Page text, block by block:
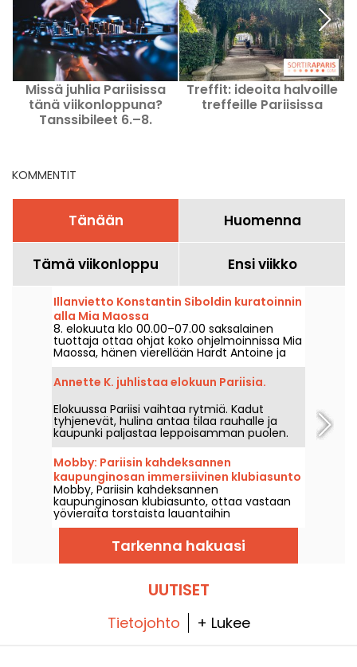
Missä juhlia Pariisissa
tänä viikonloppuna?
Tanssibileet 6.–8.
Treffit: ideoita halvoille
treffeille Pariisissa
KOMMENTIT
Tänään Huomenna
Tämä viikonloppu Ensi viikko
Illanvietto Konstantin Siboldin kuratoinnin
alla Mia Maossa
8. elokuuta klo 00.00–07.00 saksalainen
tuottaja ottaa ohjat koko ohjelmoinnissa Mia
Maossa, hänen vierellään Hardt Antoine ja
EG, illassa, joka kulkee melodisen housen,
techno ja niiden rajaviivojen yli.
Annette K. juhlistaa elokuun Pariisia.
Elokuussa Pariisi vaihtaa rytmiä. Kadut
tyhjenevät, hulina antaa tilaa rauhalle ja
kaupunki paljastaa leppoisamman puolen.
Annette K.:n luona tätä erityistä
hengähdystaukoa käytetään hyväksi ja
lomafiilis jatkuu, varpaat melkein
vedenrajassa, ennen paluuta arkeen.
Mobby: Pariisin kahdeksannen
kaupunginosan immersiivinen klubiasunto
Mobby, Pariisin kahdeksannen
kaupunginosan klubiasunto, ottaa vastaan
yövieraita torstaista lauantaihin
immersiivisessä miljöössä, aina klo kuuteen
Tarkenna hakuasi
UUTISET
Tietojohto + Lukee